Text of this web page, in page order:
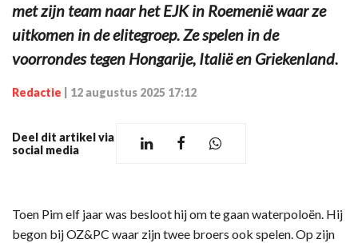
met zijn team naar het EJK in Roemenië waar ze
uitkomen in de elitegroep. Ze spelen in de
voorrondes tegen Hongarije, Italië en Griekenland.
Redactie 12 augustus 2025 17:12
Deel dit artikel via
social media
Toen Pim elf jaar was besloot hij om te gaan waterpoloën. Hij
begon bij OZ&PC waar zijn twee broers ook spelen. Op zijn